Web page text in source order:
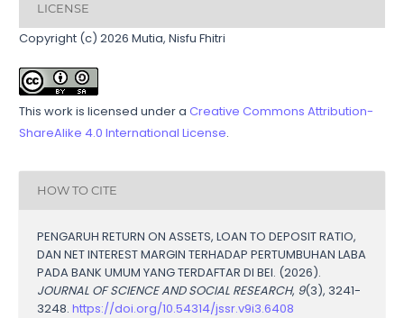
LICENSE
Copyright (c) 2026 Mutia, Nisfu Fhitri
This work is licensed under a Creative Commons Attribution-
ShareAlike 4.0 International License.
HOW TO CITE
PENGARUH RETURN ON ASSETS, LOAN TO DEPOSIT RATIO,
DAN NET INTEREST MARGIN TERHADAP PERTUMBUHAN LABA
PADA BANK UMUM YANG TERDAFTAR DI BEI. (2026).
JOURNAL OF SCIENCE AND SOCIAL RESEARCH, 9(3), 3241-
3248. https://doi.org/10.54314/jssr.v9i3.6408